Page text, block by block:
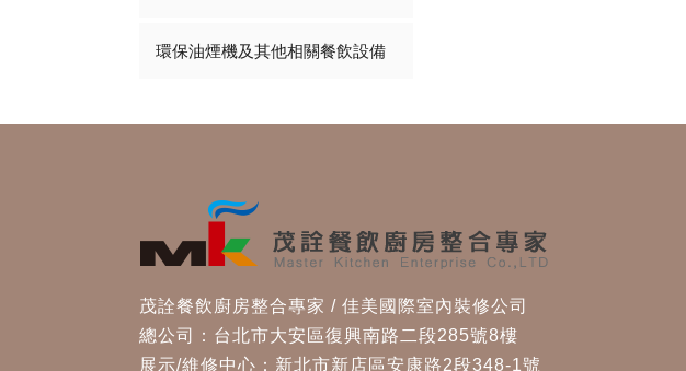
環保油煙機及其他相關餐飲設備
茂詮餐飲廚房整合專家 / 佳美國際室內裝修公司
總公司：台北市大安區復興南路二段285號8樓
展示/維修中心：新北市新店區安康路2段348-1號